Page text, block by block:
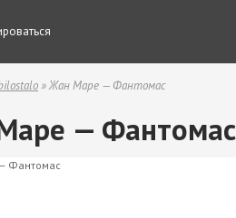
» Жан Маре — Фантомас
— Фантомас